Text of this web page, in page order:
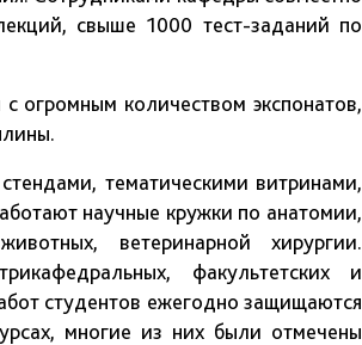
свыше 1000 тест-заданий по
количеством экспонатов,
тематическими витринами,
научные кружки по анатомии,
ветеринарной хирургии.
факультетских и
студентов ежегодно защищаются
многие из них были отмечены